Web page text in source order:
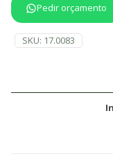
Pedir orçamento
SKU: 17.0083